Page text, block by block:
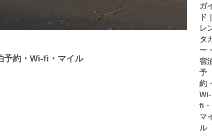
予約・Wi-fi・マイル
ガ
ド
レ
タ
ー
宿
予
約
Wi-
fi・
マ
ル